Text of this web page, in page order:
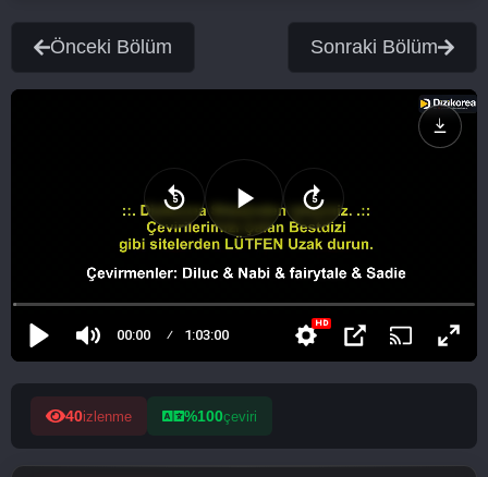
Önceki Bölüm Sonraki Bölüm
40izlenme %100çeviri